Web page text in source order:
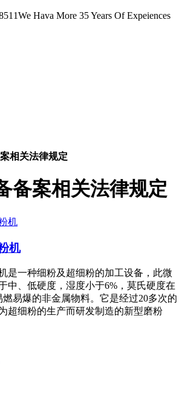
We Hava More 35 Years Of Expeiences
相关法律规定
备案相关法律规定
机
是一种细粉及超细粉的加工设备，此微
中、低硬度，湿度小于6%，莫氏硬度在
易爆的非金属物料。它是经过20多次的
超细粉的生产而研发制造的新型磨粉